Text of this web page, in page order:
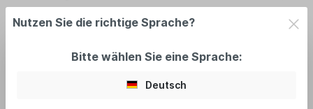
Nutzen Sie die richtige Sprache?
Bitte wählen Sie eine Sprache:
Deutsch